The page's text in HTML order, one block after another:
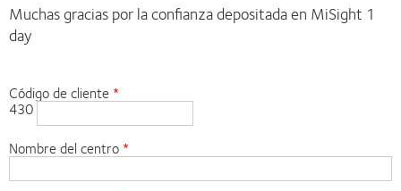
Muchas gracias por la confianza depositada en MiSight 1
day
Código de cliente
430
Nombre del centro